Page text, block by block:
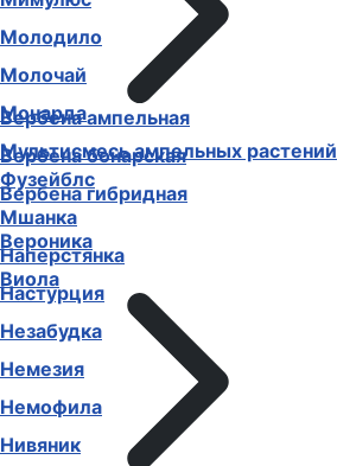
Вербена ампельная
Вербена бонарская
Вербена гибридная
Вероника
Виола
Молодило
Молочай
Монарда
Мультисмесь ампельных растений
Фузейблс
Мшанка
Наперстянка
Настурция
Незабудка
Немезия
Немофила
Нивяник